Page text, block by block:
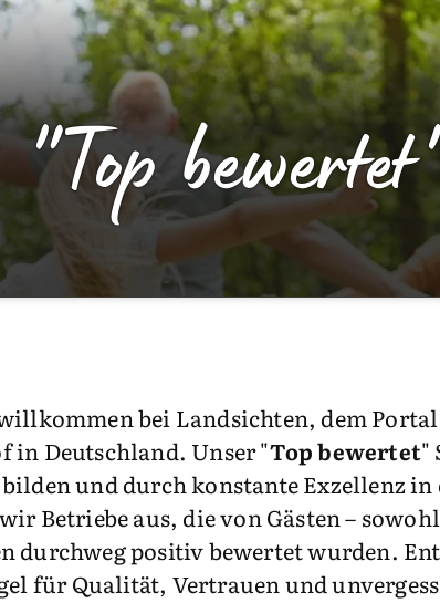
bei Landsichten, dem
in Deutschland. Unser "Top bewertet"
und durch konstante Exzellenz
Betriebe aus, die von Gästen –
durchweg positiv bewertet wurden.
für Qualität, Vertrauen und